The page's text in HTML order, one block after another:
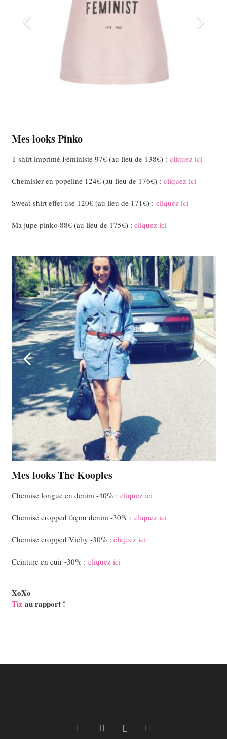
Mes looks Pinko
T-shirt imprimé Féministe 97€ (au lieu de 138€) : cliquez ici
Chemisier en popeline 124€ (au lieu de 176€) : cliquez ici
Sweat-shirt effet usé 120€ (au lieu de 171€) : cliquez ici
Ma jupe pinko 88€ (au lieu de 175€) : cliquez ici
Mes looks The Kooples
Chemise longue en denim -40% : cliquez ici
Chemise cropped façon denim -30% : cliquez ici
Chemise cropped Vichy -30% : cliquez ici
Ceinture en cuir -30% : cliquez ici
XoXo
Tizau rapport !